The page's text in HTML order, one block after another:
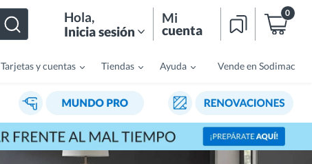
Hola,
Inicia sesión
Mi
cuenta
0
Tarjetas y cuentas Tiendas Ayuda Vende en Sodimac